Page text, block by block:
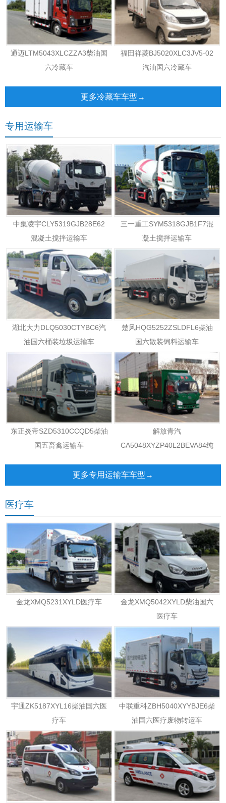
通迈LTM5043XLCZZA3柴油国
六冷藏车
福田祥菱BJ5020XLC3JV5-02
汽油国六冷藏车
更多冷藏车车型→
专用运输车
中集凌宇CLY5319GJB28E62
混凝土搅拌运输车
三一重工SYM5318GJB1F7混
凝土搅拌运输车
湖北大力DLQ5030CTYBC6汽
油国六桶装垃圾运输车
楚风HQG5252ZSLDFL6柴油
国六散装饲料运输车
东正炎帝SZD5310CCQD5柴油
国五畜禽运输车
解放青汽
CA5048XYZP40L2BEVA84纯
更多专用运输车车型→
医疗车
金龙XMQ5231XYLD医疗车
金龙XMQ5042XYLD柴油国六
医疗车
宇通ZK5187XYL16柴油国六医
疗车
中联重科ZBH5040XYYBJE6柴
油国六医疗废物转运车